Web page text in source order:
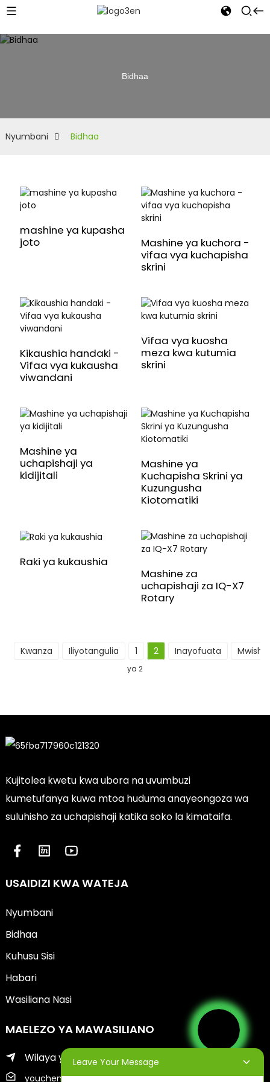
Bidhaa
Nyumbani Bidhaa
mashine ya kupasha
joto
Mashine ya kuchora -
vifaa vya kuchapisha
skrini
Kikaushia handaki -
Vifaa vya kukausha
viwandani
Vifaa vya kuosha
meza kwa kutumia
skrini
Mashine ya
uchapishaji ya
kidijitali
Mashine ya
Kuchapisha Skrini ya
Kuzungusha
Kiotomatiki
Raki ya kukaushia
Mashine za
uchapishaji za IQ-X7
Rotary
Kwanza Iliyotangulia 1 2 Inayofuata Mwisho
ya 2
Kujitolea kwetu kwa ubora na uvumbuzi
kumetufanya kuwa mtoa huduma anayeongoza wa
suluhisho za uchapishaji katika soko la kimataifa.
USAIDIZI KWA WATEJA
Nyumbani
Bidhaa
Kuhusu Sisi
Habari
Wasiliana Nasi
MAELEZO YA MAWASILIANO
Wilaya ya Zhifu ya Jiji la Yantai
youcheng@ytscreenprinter.com
Leave Your Message